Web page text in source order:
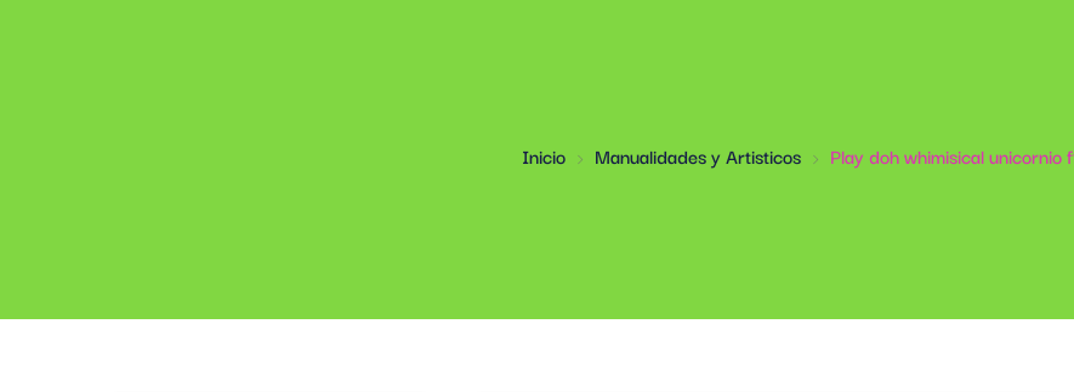
Inicio Manualidades y Artisticos Play doh whimisical unicornio